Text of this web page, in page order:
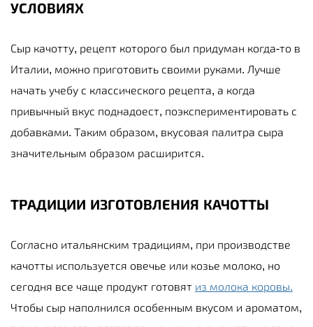
УСЛОВИЯХ
Сыр качотту, рецепт которого был придуман когда-то в
Италии, можно приготовить своими руками. Лучше
начать учебу с классического рецепта, а когда
привычный вкус поднадоест, поэкспериментировать с
добавками. Таким образом, вкусовая палитра сыра
значительным образом расширится.
ТРАДИЦИИ ИЗГОТОВЛЕНИЯ КАЧОТТЫ
Согласно итальянским традициям, при производстве
качотты используется овечье или козье молоко, но
сегодня все чаще продукт готовят из молока коровы.
Чтобы сыр наполнился особенным вкусом и ароматом,